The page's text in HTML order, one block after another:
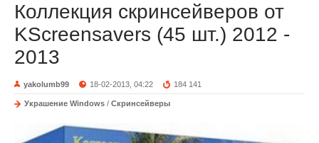
Коллекция скринсейверов от
KScreensavers (45 шт.) 2012 -
2013
yakolumb99 18-02-2013, 04:22 184 141
Украшение Windows / Скринсейверы